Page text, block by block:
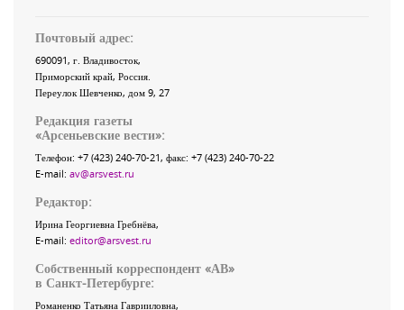
Почтовый адрес:
690091, г. Владивосток,
Приморский край, Россия
Переулок Шевченко, дом 9, 27
Редакция газеты
«Арсеньевские вести»:
Телефон: +7 (423) 240-70-21, факс: +7 (423) 240-70-22
E-mail: av@arsvest.ru
Редактор:
Ирина Георгиевна Гребнёва,
E-mail: editor@arsvest.ru
Собственный корреспондент «АВ»
в Санкт-Петербурге:
Романенко Татьяна Гаврииловна,